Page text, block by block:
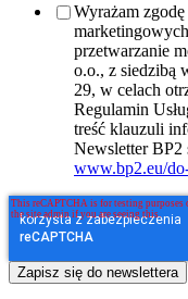
Wyrażam
przetwarzanie
o.o., z siedzibą
29, w celach
Regulamin
treść klauzuli
Newsletter BP2
www.bp2.eu/